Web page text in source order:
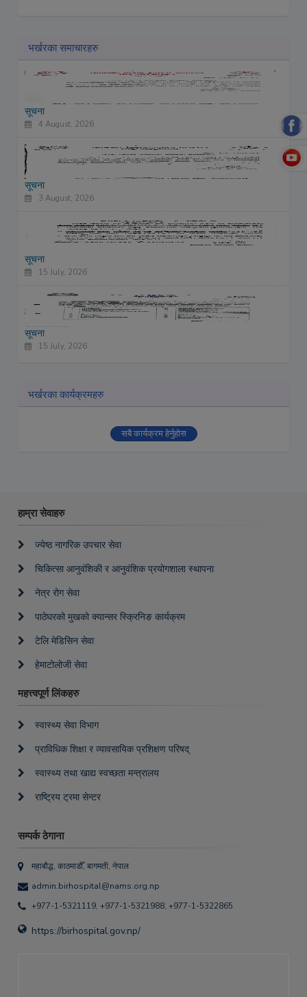
भर्खरका समाचारहरु
सूचना
4 August, 2026
सूचना
3 August, 2026
सूचना
15 July, 2026
सूचना
15 July, 2026
भर्खरका कार्यक्रमहरु
सबै कार्यक्रम हेर्नुहोस
हाम्रा सेवाहरु
ज्येष्ठ नागरिक उपचार सेवा
चिकित्सा आनुवंशिकी र आनुवंशिक प्रयोगशाला स्थापना
नेत्र रोग सेवा
पाठेघरको मुखको क्यान्सर स्क्रिनिङ कार्यक्रम
टेलि मेडिसिन सेवा
हेमाटोलोजी सेवा
महत्त्वपूर्ण लिंकहरु
स्वास्थ्य सेवा विभाग
प्राविधिक शिक्षा र व्यावसायिक प्रशिक्षण परिषद्
स्वास्थ्य तथा खाद्य स्वच्छता मन्त्रालय
राष्ट्रिय ट्रमा सेन्टर
सम्पर्क ठेगाना
महाबौद्ध, काठमाडौँ, बागमती, नेपाल
admin.birhospital@nams.org.np
+977-1-5321119, +977-1-5321988, +977-1-5322865
https://birhospital.gov.np/